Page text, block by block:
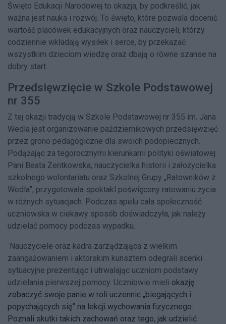
Święto Edukacji Narodowej to okazja, by podkreślić, jak
ważna jest nauka i rozwój. To święto, które pozwala docenić
wartość placówek edukacyjnych oraz nauczycieli, którzy
codziennie wkładają wysiłek i serce, by przekazać
wszystkim dzieciom wiedzę oraz dbają o równe szanse na
dobry start.
Przedsięwzięcie w Szkole Podstawowej
nr 355
Z tej okazji tradycją w Szkole Podstawowej nr 355 im. Jana
Wedla jest organizowanie październikowych przedsięwzięć
przez grono pedagogiczne dla swoich podopiecznych.
Podążając za tegorocznymi kierunkami polityki oświatowej
Pani Beata Żentkowska, nauczycielka historii i założycielka
szkolnego wolontariatu oraz Szkolnej Grupy „Ratowników z
Wedla”, przygotowała spektakl poświęcony ratowaniu życia
w różnych sytuacjach. Podczas apelu cała społeczność
uczniowska w ciekawy sposób doświadczyła, jak należy
udzielać pomocy podczas wypadku.
Nauczyciele oraz kadra zarządzająca z wielkim
zaangażowaniem i aktorskim kunsztem odegrali scenki
sytuacyjne prezentując i utrwalając uczniom podstawy
udzielania pierwszej pomocy. Uczniowie mieli okazję
zobaczyć swoje panie w roli uczennic „biegających i
popychających się” na lekcji wychowania fizycznego.
Poznali skutki takich zachowań oraz tego, jak udzielić